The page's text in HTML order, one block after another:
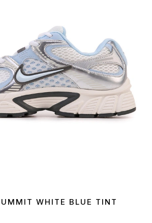
434445
WHITE BLUE TINT